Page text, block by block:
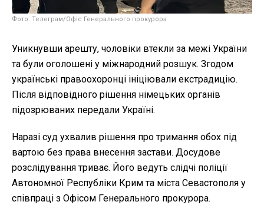
Фото: Телеграм/Офіс Генерального прокурора
Уникнувши арешту, чоловіки втекли за межі України
та були оголошені у міжнародний розшук. Згодом
українські правоохоронці ініціювали екстрадицію.
Після відповідного рішення німецьких органів
підозрюваних передали Україні.
Наразі суд ухвалив рішення про тримання обох під
вартою без права внесення застави. Досудове
розслідування триває. Його ведуть слідчі поліції
Автономної Республіки Крим та міста Севастополя у
співпраці з Офісом Генерального прокурора.